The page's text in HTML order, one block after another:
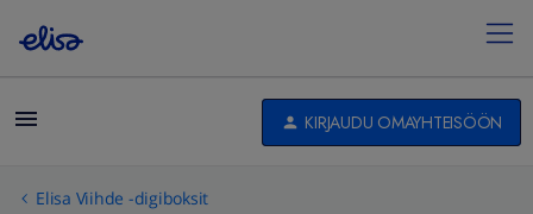
KIRJAUDU OMAYHTEISÖÖN
Elisa Viihde -digiboksit